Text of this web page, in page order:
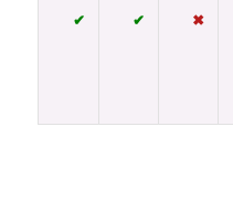
✖
✔
✔